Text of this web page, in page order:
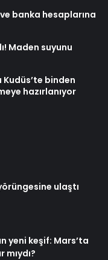
ve banka hesaplarına
Maden suyunu
binden
hazırlanıyor
ulaştı
yeni keşif: Mars’ta